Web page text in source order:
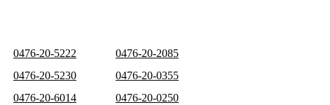
0476-20-5222
0476-20-2085
0476-20-5230
0476-20-0355
0476-20-6014
0476-20-0250